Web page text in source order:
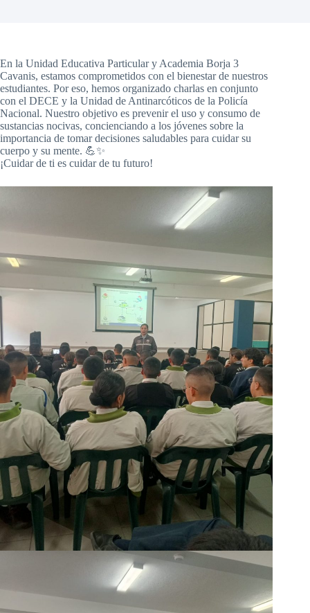
En la Unidad Educativa Particular y Academia Borja 3
Cavanis, estamos comprometidos con el bienestar de nuestros
estudiantes. Por eso, hemos organizado charlas en conjunto
con el DECE y la Unidad de Antinarcóticos de la Policía
Nacional. Nuestro objetivo es prevenir el uso y consumo de
sustancias nocivas, concienciando a los jóvenes sobre la
importancia de tomar decisiones saludables para cuidar su
cuerpo y su mente. 💪✨
¡Cuidar de ti es cuidar de tu futuro!